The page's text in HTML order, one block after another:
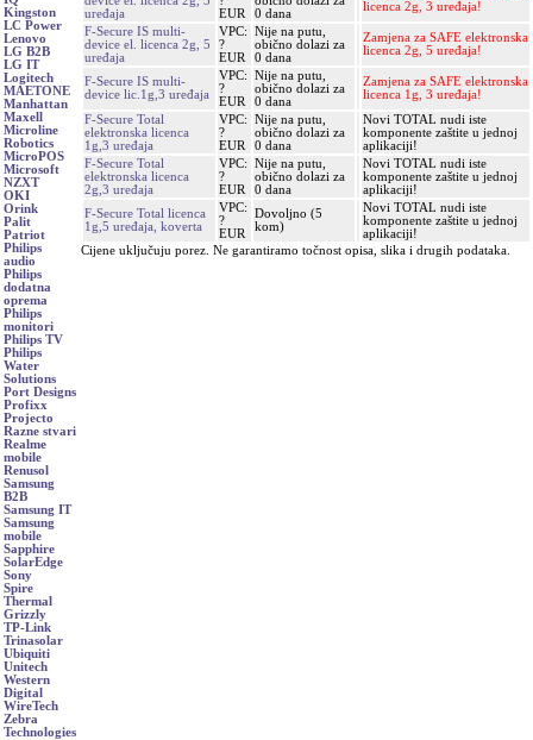
Kingston
LC Power
Lenovo
LG B2B
LG IT
Logitech
MAETONE
Manhattan
Maxell
Microline
Robotics
MicroPOS
Microsoft
NZXT
OKI
Orink
Palit
Patriot
Philips
audio
Philips
dodatna
oprema
Philips
monitori
Philips TV
Philips
Water
Solutions
Port Designs
Profixx
Projecto
Razne stvari
Realme
mobile
Renusol
Samsung
B2B
Samsung IT
Samsung
mobile
Sapphire
SolarEdge
Sony
Spire
Thermal
Grizzly
TP-Link
Trinasolar
Ubiquiti
Unitech
Western
Digital
WireTech
Zebra
Technologies
uređaja
EUR
0 dana
licenca 2g, 3 uređaja!
F-Secure IS multi-
device el. licenca 2g, 5
uređaja
VPC:
?
EUR
Nije na putu,
obično dolazi za
0 dana
Zamjena za SAFE elektronska
licenca 2g, 5 uređaja!
F-Secure IS multi-
device lic.1g,3 uređaja
VPC:
?
EUR
Nije na putu,
obično dolazi za
0 dana
Zamjena za SAFE elektronska
licenca 1g, 3 uređaja!
F-Secure Total
elektronska licenca
1g,3 uređaja
VPC:
?
EUR
Nije na putu,
obično dolazi za
0 dana
Novi TOTAL nudi iste
komponente zaštite u jednoj
aplikaciji!
F-Secure Total
elektronska licenca
2g,3 uređaja
VPC:
?
EUR
Nije na putu,
obično dolazi za
0 dana
Novi TOTAL nudi iste
komponente zaštite u jednoj
aplikaciji!
F-Secure Total licenca
1g,5 uređaja, koverta
VPC:
?
EUR
Dovoljno (5
kom)
Novi TOTAL nudi iste
komponente zaštite u jednoj
aplikaciji!
Cijene uključuju porez. Ne garantiramo točnost opisa, slika i drugih podataka.